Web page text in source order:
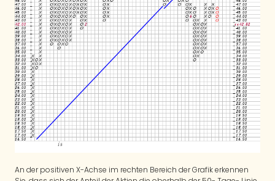
An der positiven X-Achse im rechten Bereich der Grafik erkennen